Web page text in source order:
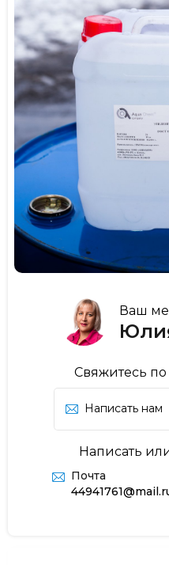
Ваш
Свяжитесь
Написать нам
Написать
Почта